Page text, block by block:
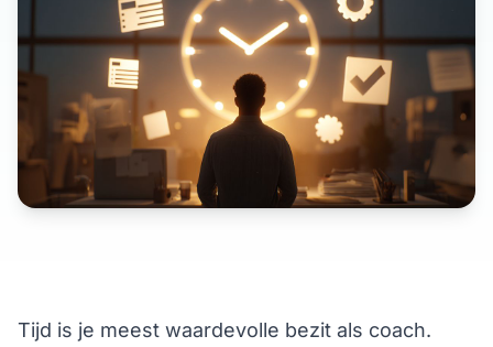
Tijd is je meest waardevolle bezit als coach.